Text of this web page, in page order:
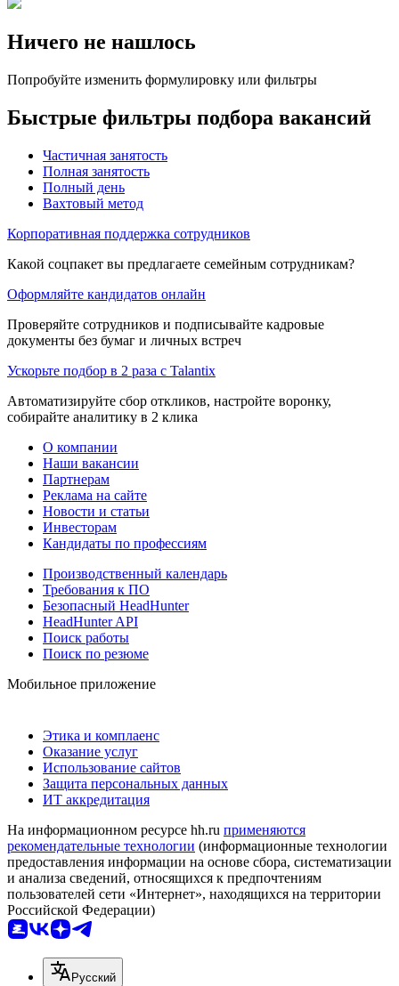
Ничего не нашлось
Попробуйте изменить формулировку или фильтры
Быстрые фильтры подбора вакансий
Частичная занятость
Полная занятость
Полный день
Вахтовый метод
Корпоративная поддержка сотрудников
Какой соцпакет вы предлагаете семейным сотрудникам?
Оформляйте кандидатов онлайн
Проверяйте сотрудников и подписывайте кадровые
документы без бумаг и личных встреч
Ускорьте подбор в 2 раза с Talantix
Автоматизируйте сбор откликов, настройте воронку,
собирайте аналитику в 2 клика
О компании
Наши вакансии
Партнерам
Реклама на сайте
Новости и статьи
Инвесторам
Кандидаты по профессиям
Производственный календарь
Требования к ПО
Безопасный HeadHunter
HeadHunter API
Поиск работы
Поиск по резюме
Мобильное приложение
Этика и комплаенс
Оказание услуг
Использование сайтов
Защита персональных данных
ИТ аккредитация
На информационном ресурсе hh.ru применяются
рекомендательные технологии (информационные технологии
предоставления информации на основе сбора, систематизации
и анализа сведений, относящихся к предпочтениям
пользователей сети «Интернет», находящихся на территории
Российской Федерации)
Русский